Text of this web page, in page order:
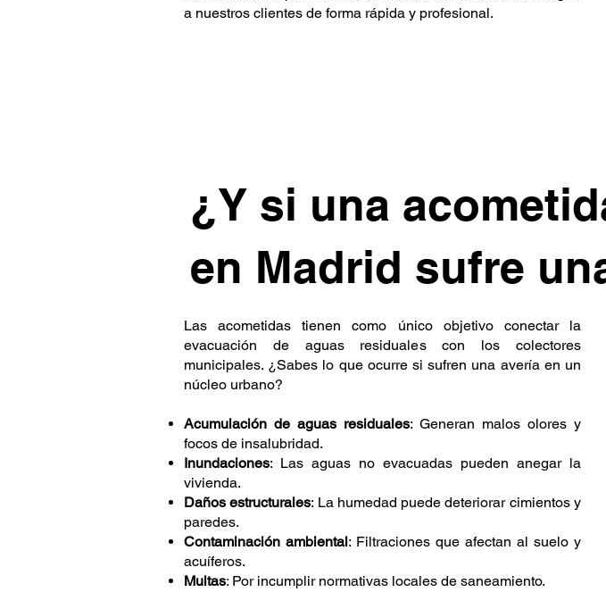
a nuestros clientes de forma rápida y profesional.
¿Y si una
en Madrid sufre
Las acometidas tienen como único objetivo conectar la
evacuación de aguas residuales con los colectores
municipales. ¿Sabes lo que ocurre si sufren una avería en un
núcleo urbano?
Acumulación de aguas residuales: Generan malos olores y
focos de insalubridad.
Inundaciones: Las aguas no evacuadas pueden anegar la
vivienda.
Daños estructurales: La humedad puede deteriorar cimientos y
paredes.
Contaminación ambiental: Filtraciones que afectan al suelo y
acuíferos.
Multas: Por incumplir normativas locales de saneamiento.